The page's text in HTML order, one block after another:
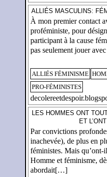
ALLIÉS MASCULINS:
À mon premier contact
proféministe, pour
participant à la cause
pas seulement jouer
ALLIÉS FÉMINISME
PRO-FÉMINISTES
LES HOMMES ONT
ET
Par convictions
inachevée), de plus en
féministes. Mais qu’ont-
Homme et féminisme,
abordait[…]